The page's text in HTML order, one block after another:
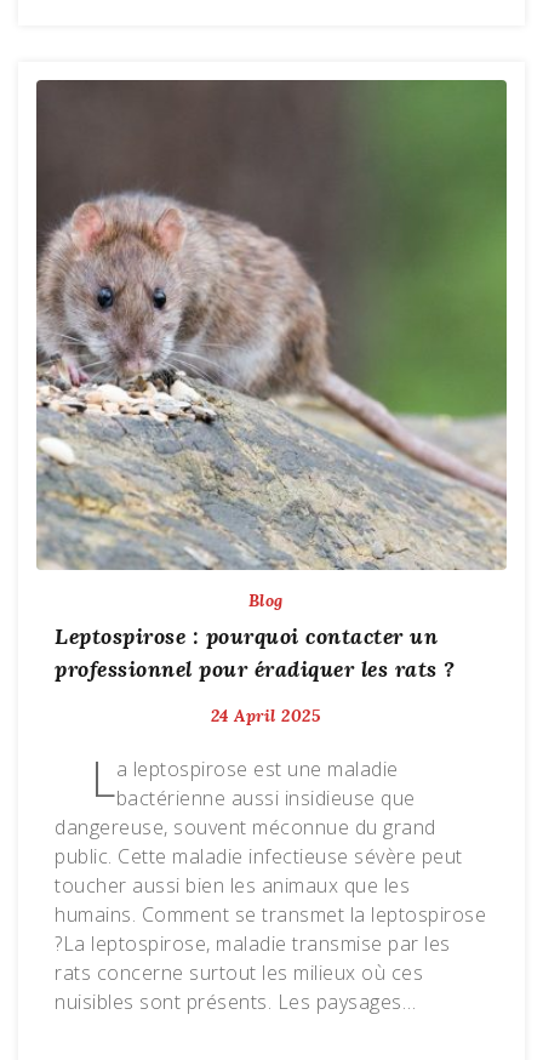
Blog
Leptospirose : pourquoi contacter un
professionnel pour éradiquer les rats ?
24 April 2025
La leptospirose est une maladie
bactérienne aussi insidieuse que
dangereuse, souvent méconnue du grand
public. Cette maladie infectieuse sévère peut
toucher aussi bien les animaux que les
humains. Comment se transmet la leptospirose
?La leptospirose, maladie transmise par les
rats concerne surtout les milieux où ces
nuisibles sont présents. Les paysages…